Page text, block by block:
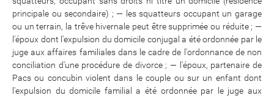
principale ou secondaire) ; — les squatteurs occupant un garage
ou un terrain, la trêve hivernale peut être supprimée ou réduite ; —
l'époux dont l'expulsion du domicile conjugal a été ordonnée par le
juge aux affaires familiales dans le cadre de l'ordonnance de non
conciliation d'une procédure de divorce ; — l'époux, partenaire de
Pacs ou concubin violent dans le couple ou sur un enfant dont
l'expulsion du domicile familial a été ordonnée par le juge aux